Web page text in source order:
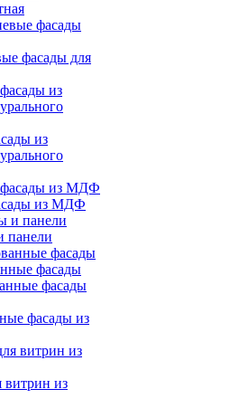
фасады для
из
из МДФ
панели
фасады
фасады из
витрин из